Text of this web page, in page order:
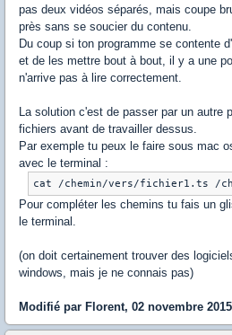
pas deux vidéos séparés, mais coupe
près sans se soucier du contenu.
Du coup si ton programme se contente
et de les mettre bout à bout, il y a une
n'arrive pas à lire correctement.
La solution c'est de passer par un autre
fichiers avant de travailler dessus.
Par exemple tu peux le faire sous mac
avec le terminal :
cat /chemin/vers/fichier1.ts /
Pour compléter les chemins tu fais un
le terminal.
(on doit certainement trouver des
windows, mais je ne connais pas)
Modifié par Florent, 02 novembre